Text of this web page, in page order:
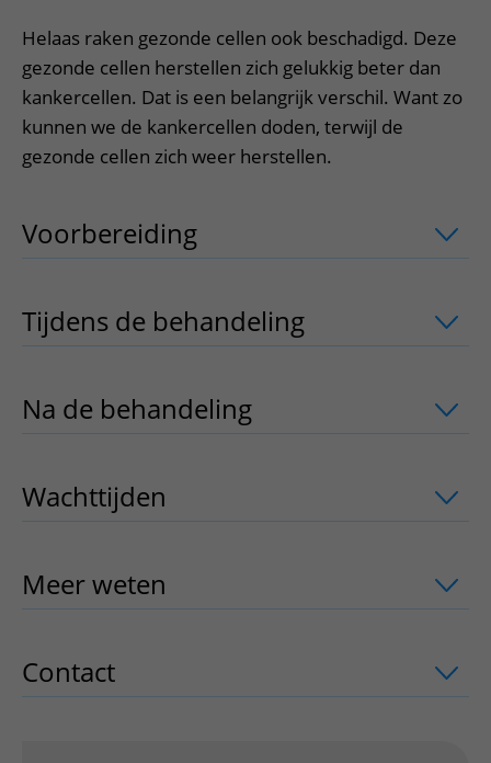
Helaas raken gezonde cellen ook beschadigd. Deze
gezonde cellen herstellen zich gelukkig beter dan
kankercellen. Dat is een belangrijk verschil. Want zo
kunnen we de kankercellen doden, terwijl de
gezonde cellen zich weer herstellen.
Voorbereiding uitklapper, klik om te
Tijdens de behandeling uitklapper,
Na de behandeling uitklapper, klik
Wachttijden uitklapper, klik om te
Meer weten uitklapper, klik om te
Contact uitklapper, klik om te openen